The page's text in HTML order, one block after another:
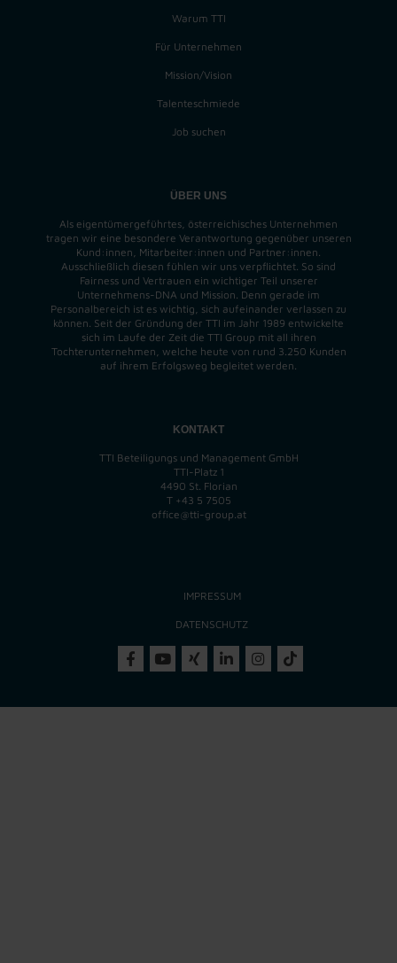
Warum TTI
Für Unternehmen
Mission/Vision
Talenteschmiede
Job suchen
ÜBER UNS
Als eigentümergeführtes, österreichisches Unternehmen
tragen wir eine besondere Verantwortung gegenüber unseren
Kund:innen, Mitarbeiter:innen und Partner:innen.
Ausschließlich diesen fühlen wir uns verpflichtet. So sind
Fairness und Vertrauen ein wichtiger Teil unserer
Unternehmens-DNA und Mission . Denn gerade im
Personalbereich ist es wichtig, sich aufeinander verlassen zu
können. Seit der Gründung der TTI im Jahr 1989 entwickelte
sich im Laufe der Zeit die TTI Group mit all ihren
Tochterunternehmen, welche heute von rund 3.250 Kunden
auf ihrem Erfolgsweg begleitet werden.
KONTAKT
TTI Beteiligungs und Management GmbH
TTI-Platz 1
4490 St. Florian
T +43 5 7505
office@tti-group.at
IMPRESSUM
DATENSCHUTZ